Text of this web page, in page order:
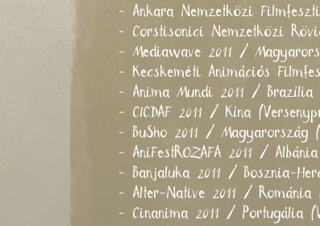
- Ankara Nemzetközi
- Corstisonici Nemzetközi
- Mediawave 2011 /
- Kecskeméti Animációs
- Anima Mundi 2011 / Brazília
- CICDAF 2011 / Kína
- BuSho 2011 / Magyarország
- AniFestROZAFA 2011 /
- Banjaluka 2011 / Bosznia-
- Alter-Native 2011 / Románia
- Cinanima 2011 / Portugália